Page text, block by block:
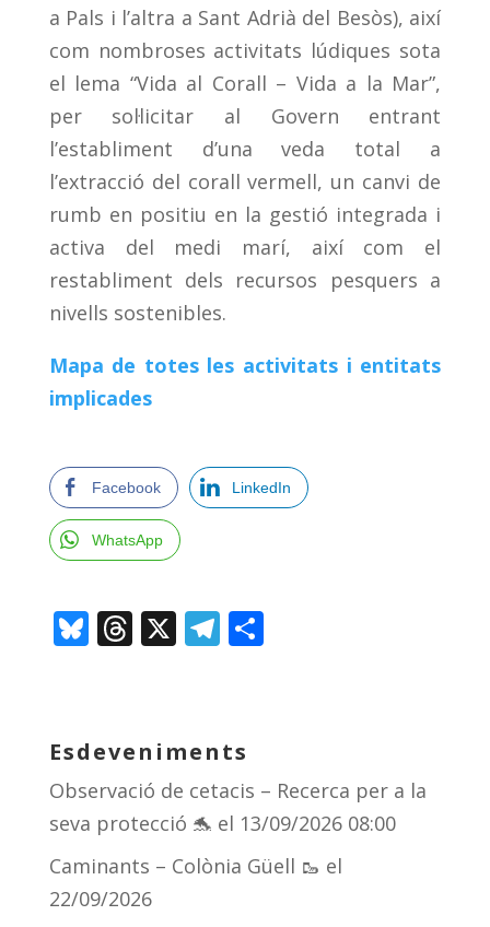
a Pals i l’altra a Sant Adrià del Besòs), així
com nombroses activitats lúdiques sota
el lema “Vida al Corall – Vida a la Mar”,
per sol·licitar al Govern entrant
l’establiment d’una veda total a
l’extracció del corall vermell, un canvi de
rumb en positiu en la gestió integrada i
activa del medi marí, així com el
restabliment dels recursos pesquers a
nivells sostenibles.
Mapa de totes les activitats i entitats
implicades
Facebook LinkedIn
WhatsApp
Bl
sk
y
T
d
s
X T
gr
a
m
C
te
ix
Esdeveniments
Observació de cetacis – Recerca per a la
seva protecció 🐬 el 13/09/2026 08:00
Caminants – Colònia Güell 🥾 el
22/09/2026